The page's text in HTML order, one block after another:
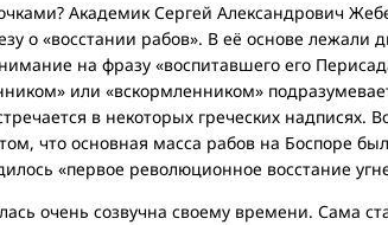
Академик Сергей Александрович
о «восстании рабов». В её основе лежали
на фразу «воспитавшего его
или «вскормленником»
в некоторых греческих надписях.
что основная масса рабов на Боспоре
«первое революционное восстание
очень созвучна своему времени. Сама